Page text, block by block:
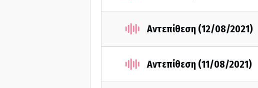
Αντεπίθεση (12/08/2021)
Αντεπίθεση (11/08/2021)